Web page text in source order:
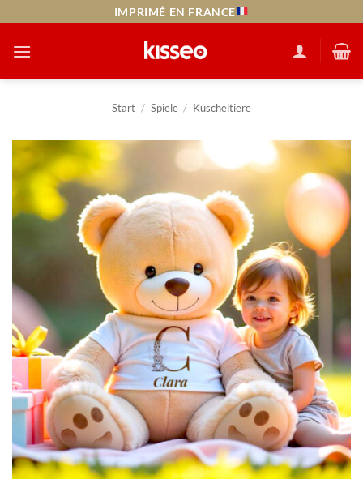
springen
IMPRIMÉ EN FRANCE
Start / Spiele / Kuscheltiere